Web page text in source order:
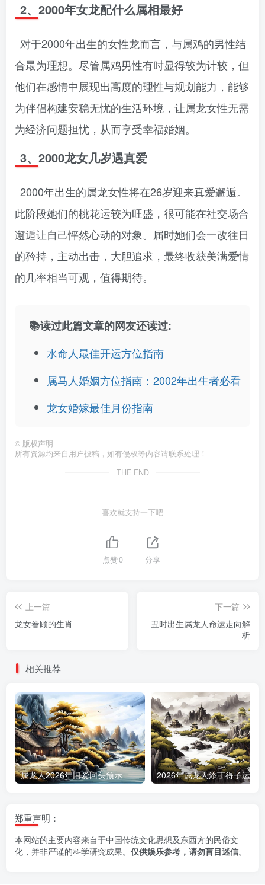
2、2000年女龙配什么属相最好
对于2000年出生的女性龙而言，与属鸡的男性结
合最为理想。尽管属鸡男性有时显得较为计较，但
他们在感情中展现出高度的理性与规划能力，能够
为伴侣构建安稳无忧的生活环境，让属龙女性无需
为经济问题担忧，从而享受幸福婚姻。
3、2000龙女几岁遇真爱
2000年出生的属龙女性将在26岁迎来真爱邂逅。
此阶段她们的桃花运较为旺盛，很可能在社交场合
邂逅让自己怦然心动的对象。届时她们会一改往日
的矜持，主动出击，大胆追求，最终收获美满爱情
的几率相当可观，值得期待。
📚读过此篇文章的网友还读过:
水命人最佳开运方位指南
属马人婚姻方位指南：2002年出生者必看
龙女婚嫁最佳月份指南
© 版权声明
所有资源均来自用户投稿，如有侵权等内容请联系处理！
THE END
喜欢就支持一下吧
点赞0 分享
上一篇
龙女眷顾的生肖
下一篇
丑时出生属龙人命运走向解
析
相关推荐
属龙人2026年旧爱回头预示
郑重声明：
本网站的主要内容来自于中国传统文化思想及东西方的民俗文
化，并非严谨的科学研究成果。 仅供娱乐参考，请勿盲目迷信。